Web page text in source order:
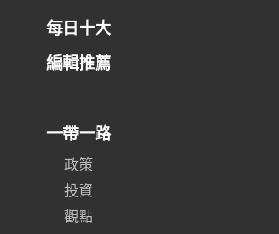
每日十大
編輯推薦
一帶一路
政策
投資
觀點